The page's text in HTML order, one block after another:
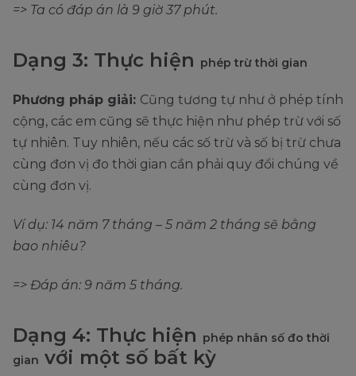
=> Ta có đáp án là 9 giờ 37 phút.
Dạng 3: Thực hiện phép trừ thời gian
Phương pháp giải: Cũng tương tự như ở phép tính
cộng, các em cũng sẽ thực hiện như phép trừ với số
tự nhiên. Tuy nhiên, nếu các số trừ và số bị trừ chưa
cùng đơn vị đo thời gian cần phải quy đổi chúng về
cùng đơn vị.
Ví dụ: 14 năm 7 tháng – 5 năm 2 tháng sẽ bằng
bao nhiêu?
=> Đáp án: 9 năm 5 tháng.
Dạng 4: Thực hiện phép nhân số đo thời
gian với một số bất kỳ